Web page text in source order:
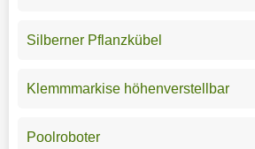
Silberner Pflanzkübel
Klemmmarkise höhenverstellbar
Poolroboter